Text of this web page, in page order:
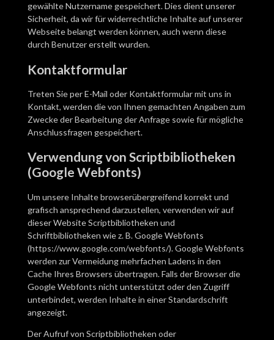
gewählte Nutzername gespeichert. Dies dient unserer
Sicherheit, da wir für widerrechtliche Inhalte auf unserer
Webseite belangt werden können, auch wenn diese
durch Benutzer erstellt wurden.
Kontaktformular
Treten Sie per E-Mail oder Kontaktformular mit uns in
Kontakt, werden die von Ihnen gemachten Angaben zum
Zwecke der Bearbeitung der Anfrage sowie für mögliche
Anschlussfragen gespeichert.
Verwendung von Scriptbibliotheken
(Google Webfonts)
Um unsere Inhalte browserübergreifend korrekt und
grafisch ansprechend darzustellen, verwenden wir auf
dieser Website Scriptbibliotheken und
Schriftbibliotheken wie z. B. Google Webfonts
(https://www.google.com/webfonts/). Google Webfonts
werden zur Vermeidung mehrfachen Ladens in den
Cache Ihres Browsers übertragen. Falls der Browser die
Google Webfonts nicht unterstützt oder den Zugriff
unterbindet, werden Inhalte in einer Standardschrift
angezeigt.
Der Aufruf von Scriptbibliotheken oder